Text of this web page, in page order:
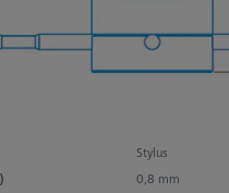
Stylus
0,8 mm